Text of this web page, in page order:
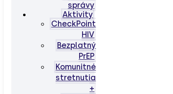
správy
Aktivity
CheckPoint
HIV
Bezplatný
PrEP
Komunitné
stretnutia
+